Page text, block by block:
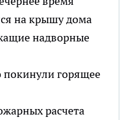
на крышу дома
надворные
горящее
расчета